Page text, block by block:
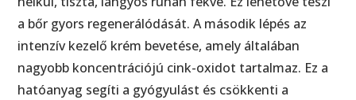
a bőr gyors regenerálódását. A második lépés az
intenzív kezelő krém bevetése, amely általában
nagyobb koncentrációjú cink-oxidot tartalmaz. Ez a
hatóanyag segíti a gyógyulást és csökkenti a